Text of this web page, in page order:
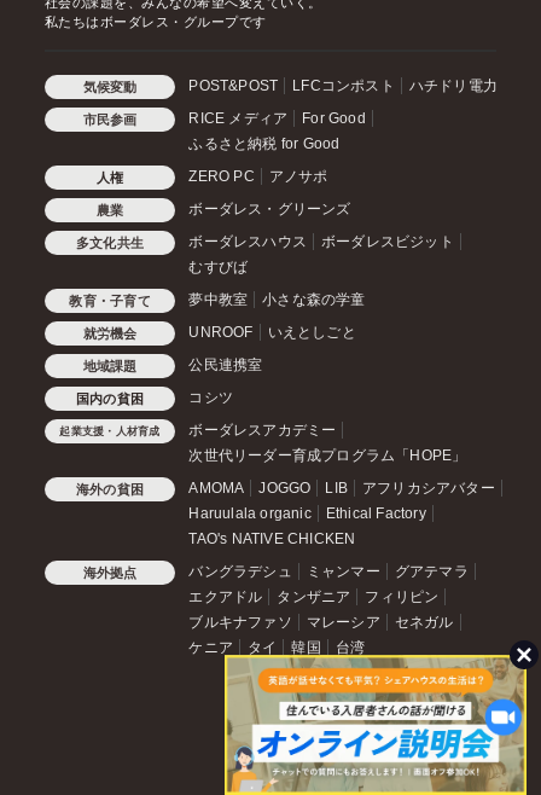
私たちはボーダレス・グループです
気候変動 POST&POST LFCコンポスト ハチドリ電力
市民参画 RICE メディア
For Good
ふるさと納税 for Good
人権 ZERO PC アノサポ
農業 ボーダレス・グリーンズ
多文化共生 ボーダレスハウス
ボーダレスビジット
むすびば
教育・子育て 夢中教室 小さな森の学童
就労機会 UNROOF いえとしごと
地域課題 公民連携室
国内の貧困 コシツ
起業支援・人材育成
ボーダレスアカデミー
次世代リーダー育成プログラム「HOPE」
海外の貧困 AMOMA JOGGO LIB
アフリカシアバター
Haruulala organic
Ethical Factory
TAO's NATIVE CHICKEN
海外拠点 バングラデシュ ミャンマー
グアテマラ
エクアドル
タンザニア
フィリピン
ブルキナファソ
マレーシア
セネガル
ケニア
タイ 韓国 台湾